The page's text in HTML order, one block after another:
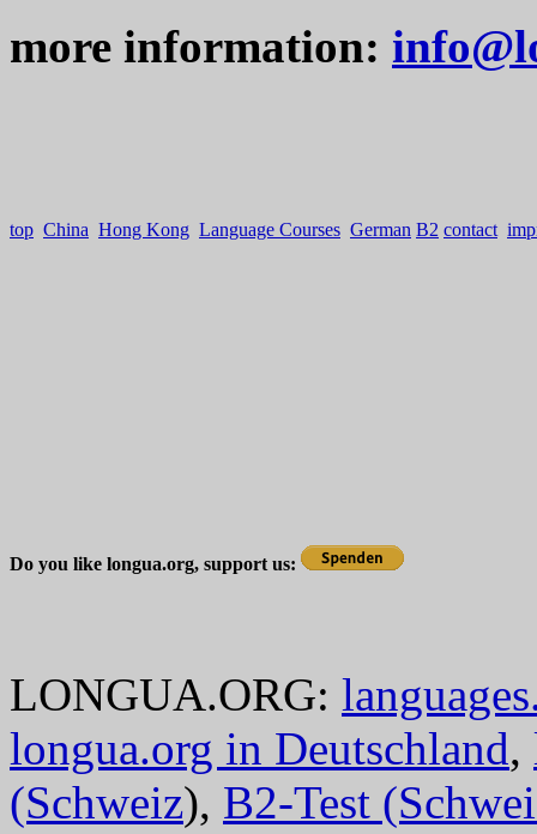
more information:
top China Hong Kong Language Courses German B2 contact
Do you like longua.org, support us:
LONGUA.ORG:
longua.org in Deutschland,
(Schweiz), B2-Test